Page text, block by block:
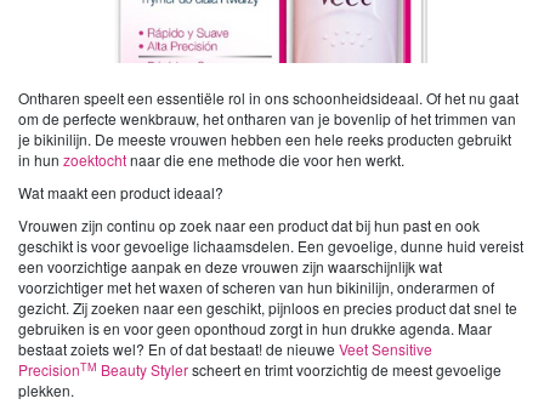
Ontharen speelt een essentiële rol in ons schoonheidsideaal. Of het nu gaat
om de perfecte wenkbrauw, het ontharen van je bovenlip of het trimmen van
je bikinilijn. De meeste vrouwen hebben een hele reeks producten gebruikt
in hun zoektochtnaar die ene methode die voor hen werkt.
Wat maakt een product ideaal?
Vrouwen zijn continu op zoek naar een product dat bij hun past en ook
geschikt is voor gevoelige lichaamsdelen. Een gevoelige, dunne huid vereist
een voorzichtige aanpak en deze vrouwen zijn waarschijnlijk wat
voorzichtiger met het waxen of scheren van hun bikinilijn, onderarmen of
gezicht. Zij zoeken naar een geschikt, pijnloos en precies product dat snel te
gebruiken is en voor geen oponthoud zorgt in hun drukke agenda. Maar
bestaat zoiets wel? En of dat bestaat! de nieuwe Veet Sensitive
PrecisionTM Beauty Stylerscheert en trimt voorzichtig de meest gevoelige
plekken.